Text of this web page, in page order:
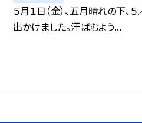
５月１日（金）、五月晴れの下
出かけました。汗ばむよう...